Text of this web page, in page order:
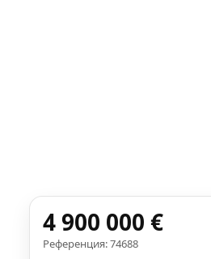
4 900 000 €
Референция: 74688